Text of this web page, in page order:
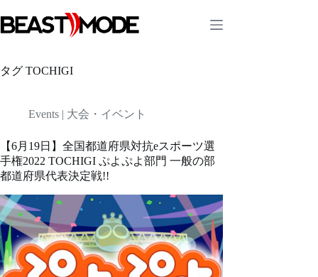
ン
テ
ツ
へ
プ
タグ TOCHIGI
Events | 大会・イベント
【6月19日】全国都道府県対抗eスポーツ選
手権2022 TOCHIGI ぷよぷよ部門 一般の部
都道府県代表決定戦!!